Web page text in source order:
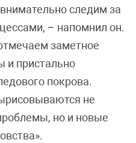
следим за
– напомнил он.
заметное
и пристально
покрова.
не
но и новые